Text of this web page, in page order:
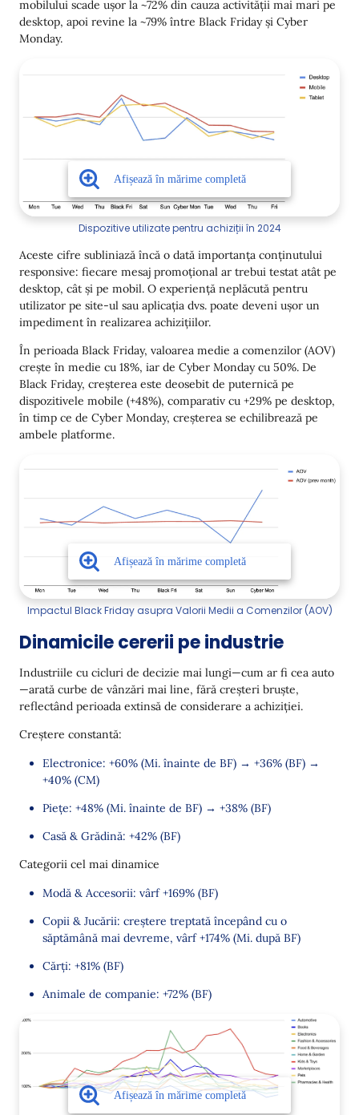
mobilului scade ușor la ~72% din cauza activității mai mari pe
desktop, apoi revine la ~79% între Black Friday și Cyber
Monday.
Dispozitive utilizate pentru achiziții în 2024
Aceste cifre subliniază încă o dată importanța conținutului
responsive: fiecare mesaj promoțional ar trebui testat atât pe
desktop, cât și pe mobil. O experiență neplăcută pentru
utilizator pe site-ul sau aplicația dvs. poate deveni ușor un
impediment în realizarea achizițiilor.
În perioada Black Friday, valoarea medie a comenzilor (AOV)
crește în medie cu 18%, iar de Cyber Monday cu 50%. De
Black Friday, creșterea este deosebit de puternică pe
dispozitivele mobile (+48%), comparativ cu +29% pe desktop,
în timp ce de Cyber Monday, creșterea se echilibrează pe
ambele platforme.
Impactul Black Friday asupra Valorii Medii a Comenzilor (AOV)
Dinamicile cererii pe industrie
Industriile cu cicluri de decizie mai lungi—cum ar fi cea auto
—arată curbe de vânzări mai line, fără creșteri bruște,
reflectând perioada extinsă de considerare a achiziției.
Creștere constantă:
Electronice: +60% (Mi. înainte de BF) → +36% (BF) →
+40% (CM)
Piețe: +48% (Mi. înainte de BF) → +38% (BF)
Casă & Grădină: +42% (BF)
Categorii cel mai dinamice
Modă & Accesorii: vârf +169% (BF)
Copii & Jucării: creștere treptată începând cu o
săptămână mai devreme, vârf +174% (Mi. după BF)
Cărți: +81% (BF)
Animale de companie: +72% (BF)